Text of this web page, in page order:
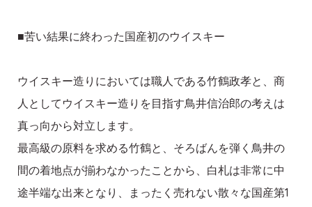
■苦い結果に終わった国産初のウイスキー
ウイスキー造りにおいては職人である竹鶴政孝と、商
人としてウイスキー造りを目指す鳥井信治郎の考えは
真っ向から対立します。
最高級の原料を求める竹鶴と、そろばんを弾く鳥井の
間の着地点が揃わなかったことから、白札は非常に中
途半端な出来となり、まったく売れない散々な国産第1